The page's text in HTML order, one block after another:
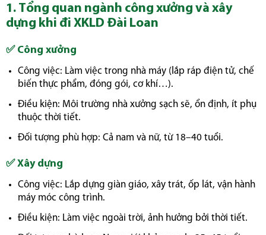
1. Tổng quan ngành công xưởng và xây
dựng khi đi XKLD Đài Loan
✅ Công xưởng
Công việc: Làm việc trong nhà máy (lắp ráp điện tử, chế
biến thực phẩm, đóng gói, cơ khí…).
Điều kiện: Môi trường nhà xưởng sạch sẽ, ổn định, ít phụ
thuộc thời tiết.
Đối tượng phù hợp: Cả nam và nữ, từ 18–40 tuổi.
✅ Xây dựng
Công việc: Lắp dựng giàn giáo, xây trát, ốp lát, vận hành
máy móc công trình.
Điều kiện: Làm việc ngoài trời, ảnh hưởng bởi thời tiết.